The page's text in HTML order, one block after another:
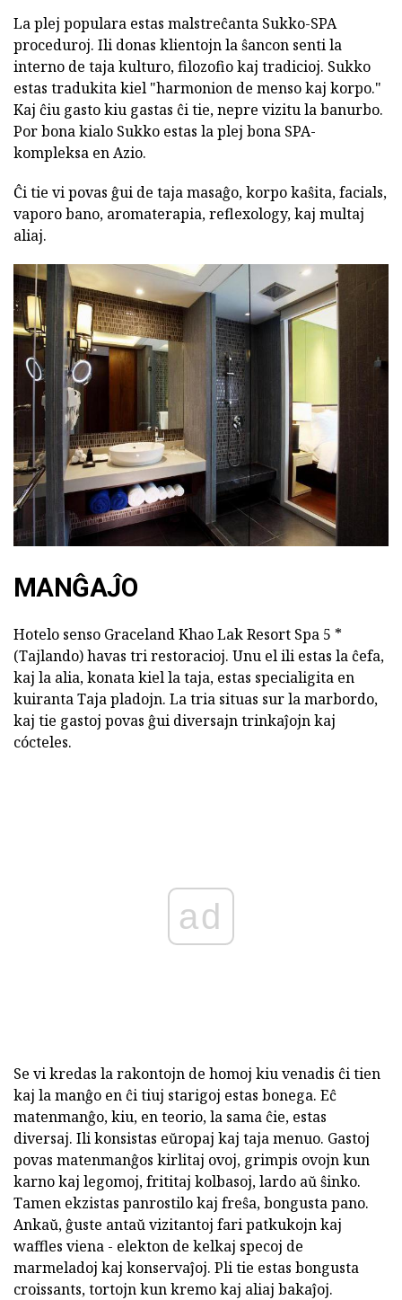
La plej populara estas malstreĉanta Sukko-SPA
proceduroj. Ili donas klientojn la ŝancon senti la
interno de taja kulturo, filozofio kaj tradicioj. Sukko
estas tradukita kiel "harmonion de menso kaj korpo."
Kaj ĉiu gasto kiu gastas ĉi tie, nepre vizitu la banurbo.
Por bona kialo Sukko estas la plej bona SPA-
kompleksa en Azio.
Ĉi tie vi povas ĝui de taja masaĝo, korpo kaŝita, facials,
vaporo bano, aromaterapia, reflexology, kaj multaj
aliaj.
MANĜAĴO
Hotelo senso Graceland Khao Lak Resort Spa 5 *
(Tajlando) havas tri restoracioj. Unu el ili estas la ĉefa,
kaj la alia, konata kiel la taja, estas specialigita en
kuiranta Taja pladojn. La tria situas sur la marbordo,
kaj tie gastoj povas ĝui diversajn trinkaĵojn kaj
cócteles.
ad
Se vi kredas la rakontojn de homoj kiu venadis ĉi tien
kaj la manĝo en ĉi tiuj starigoj estas bonega. Eĉ
matenmanĝo, kiu, en teorio, la sama ĉie, estas
diversaj. Ili konsistas eŭropaj kaj taja menuo. Gastoj
povas matenmanĝos kirlitaj ovoj, grimpis ovojn kun
karno kaj legomoj, frititaj kolbasoj, lardo aŭ ŝinko.
Tamen ekzistas panrostilo kaj freŝa, bongusta pano.
Ankaŭ, ĝuste antaŭ vizitantoj fari patkukojn kaj
waffles viena - elekton de kelkaj specoj de
marmeladoj kaj konservaĵoj. Pli tie estas bongusta
croissants, tortojn kun kremo kaj aliaj bakaĵoj.